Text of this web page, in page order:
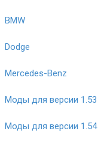
BMW
Dodge
Mercedes-Benz
Моды для версии 1.53
Моды для версии 1.54